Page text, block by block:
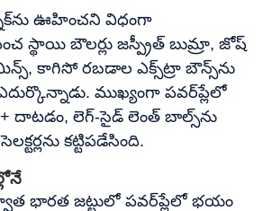
ఊహించని విధంగా
స్థాయి బౌలర్లు జస్ప్రీత్ బుమ్రా, జోష్
కాగిసో రబడాల ఎక్స్‌ట్రా బౌన్స్‌ను
ముఖ్యంగా పవర్‌ప్లేలో
దాటడం, లెగ్-సైడ్ లెంత్ బాల్స్‌ను
కట్టిపడేసింది.
భారత జట్టులో పవర్‌ప్లేలో భయం